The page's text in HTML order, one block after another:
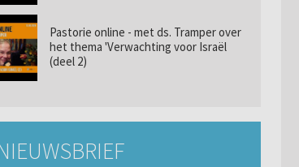
Pastorie online - met ds. Tramper over
het thema 'Verwachting voor Israël
(deel 2)